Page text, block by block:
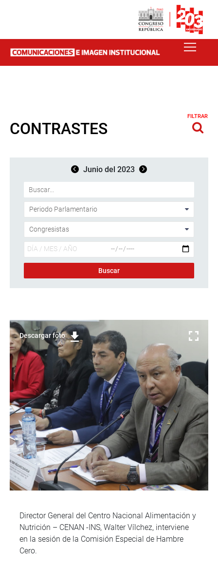
CONTRASTES
FILTRAR
Junio del 2023
Descargar foto
Director General del Centro Nacional Alimentación y
Nutrición – CENAN -INS, Walter Vílchez, interviene
en la sesión de la Comisión Especial de Hambre
Cero.